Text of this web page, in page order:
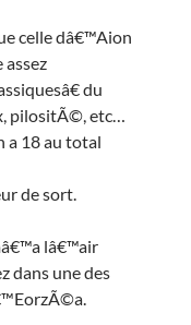
celle dâ€™Aion
assez
du
pilositÃ©, etc…
a 18 au total
de sort.
lâ€™air
dans une des